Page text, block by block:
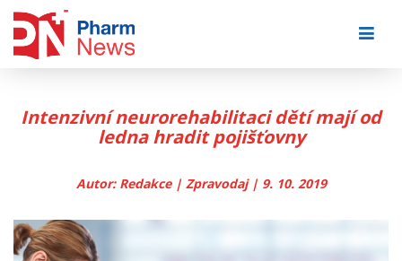
Intenzivní neurorehabilitaci dětí mají od
ledna hradit pojišťovny
Autor: Redakce | Zpravodaj | 9. 10. 2019